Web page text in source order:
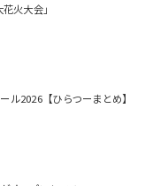
火大会」
ル2026【ひらつーまとめ】